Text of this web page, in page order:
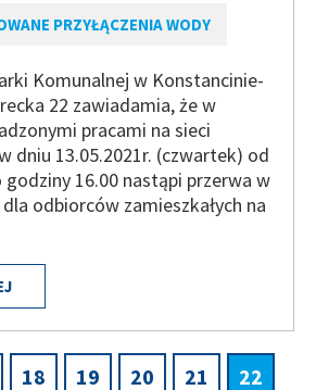
PRZYŁĄCZENIA WODY
Komunalnej w Konstancinie-
22 zawiadamia, że w
pracami na sieci
dniu 13.05.2021r. (czwartek) od
godziny 16.00 nastąpi przerwa w
odbiorców zamieszkałych na
Page
18 Page
19 Page
20 Page
21
Bieżąca
22